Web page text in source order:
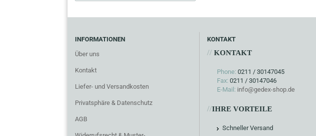
INFORMATIONEN
Über uns
Kontakt
Liefer- und Versandkosten
Privatsphäre & Datenschutz
AGB
KONTAKT
//KONTAKT
Phone: 0211 / 30147045
Fax: 0211 / 30147046
E-Mail: info@gedex-shop.de
//IHRE VORTEILE
Schneller Versand